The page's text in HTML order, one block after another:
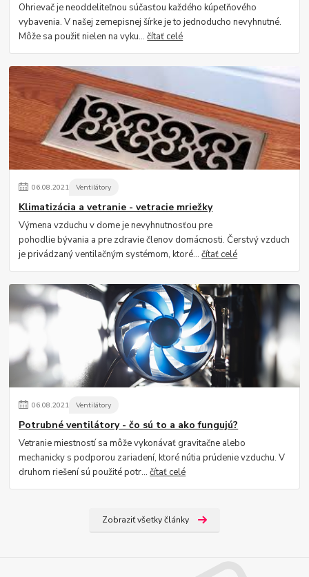
Ohrievač je neoddeliteľnou súčasťou každého kúpeľňového
vybavenia. V našej zemepisnej šírke je to jednoducho nevyhnutné.
Môže sa použiť nielen na vyku...čítať celé
06.08.2021 Ventilátory
Klimatizácia a vetranie - vetracie mriežky
Výmena vzduchu v dome je nevyhnutnosťou pre
pohodlie bývania a pre zdravie členov domácnosti. Čerstvý vzduch
je privádzaný ventilačným systémom, ktoré...čítať celé
06.08.2021 Ventilátory
Potrubné ventilátory - čo sú to a ako fungujú?
Vetranie miestností sa môže vykonávať gravitačne alebo
mechanicky s podporou zariadení, ktoré nútia prúdenie vzduchu. V
druhom riešení sú použité potr...čítať celé
Zobraziť všetky články